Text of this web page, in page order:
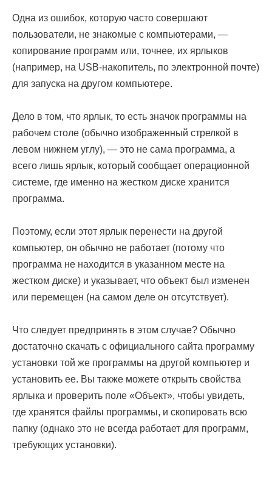
Одна из ошибок, которую часто совершают
пользователи, не знакомые с компьютерами, —
копирование программ или, точнее, их ярлыков
(например, на USB-накопитель, по электронной почте)
для запуска на другом компьютере.
Дело в том, что ярлык, то есть значок программы на
рабочем столе (обычно изображенный стрелкой в
левом нижнем углу), — это не сама программа, а
всего лишь ярлык, который сообщает операционной
системе, где именно на жестком диске хранится
программа.
Поэтому, если этот ярлык перенести на другой
компьютер, он обычно не работает (потому что
программа не находится в указанном месте на
жестком диске) и указывает, что объект был изменен
или перемещен (на самом деле он отсутствует).
Что следует предпринять в этом случае? Обычно
достаточно скачать с официального сайта программу
установки той же программы на другой компьютер и
установить ее. Вы также можете открыть свойства
ярлыка и проверить поле «Объект», чтобы увидеть,
где хранятся файлы программы, и скопировать всю
папку (однако это не всегда работает для программ,
требующих установки).